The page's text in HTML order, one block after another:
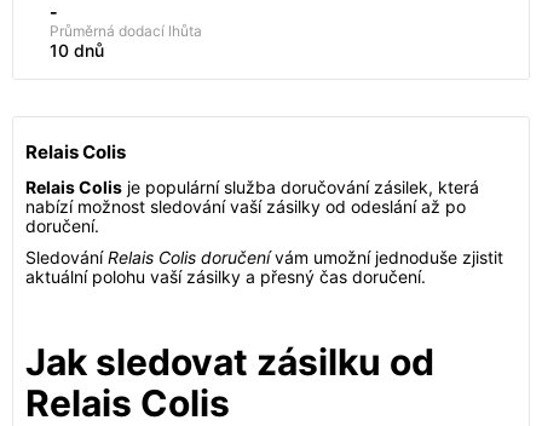
-
Průměrná dodací lhůta
10 dnů
Relais Colis
Relais Colis je populární služba doručování zásilek, která
nabízí možnost sledování vaší zásilky od odeslání až po
doručení.
SledováníRelais Colis doručenívám umožní jednoduše zjistit
aktuální polohu vaší zásilky a přesný čas doručení.
Jak sledovat zásilku od
Relais Colis